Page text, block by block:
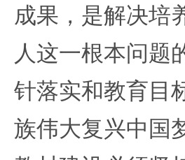
成果，是解决培
人这一根本问题
针落实和教育目
族伟大复兴中国